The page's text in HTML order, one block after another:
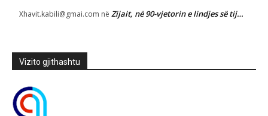
Xhavit.kabili@gmai.com në Zijait, në 90-vjetorin e lindjes së tij…
Vizito gjithashtu